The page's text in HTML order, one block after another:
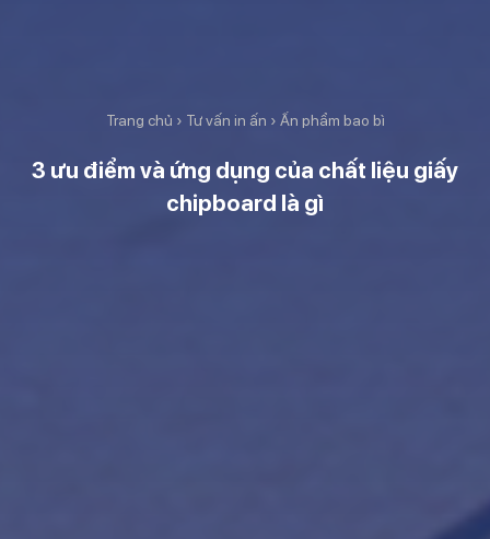
Trang chủ › Tư vấn in ấn › Ấn phẩm bao bì
3 ưu điểm và ứng dụng của chất liệu giấy
chipboard là gì